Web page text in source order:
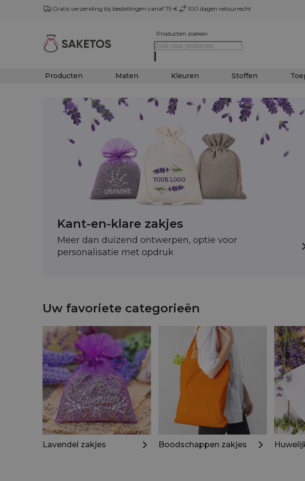
Gratis verzending bij bestellingen vanaf 75 € 100 dagen retourrecht
Producten zoeken
Producten Maten Kleuren Stoffen
Kant-en-klare zakjes
Meer dan duizend ontwerpen, optie voor
personalisatie met opdruk
Uw favoriete categorieën
Lavendel zakjes Boodschappen zakjes